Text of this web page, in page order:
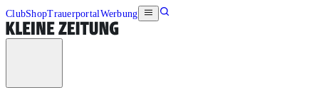
ClubShopTrauerportalWerbung